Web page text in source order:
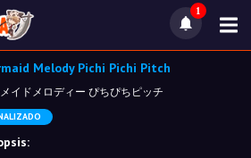
1
Melody Pichi Pichi Pitch
イドメロディー ぴちぴちピッチ